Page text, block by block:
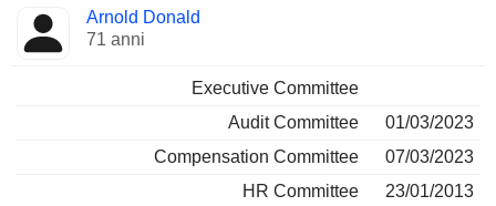
Arnold Donald
71 anni
Executive Committee
Audit Committee
01/03/2023
Compensation Committee
07/03/2023
HR Committee
23/01/2013